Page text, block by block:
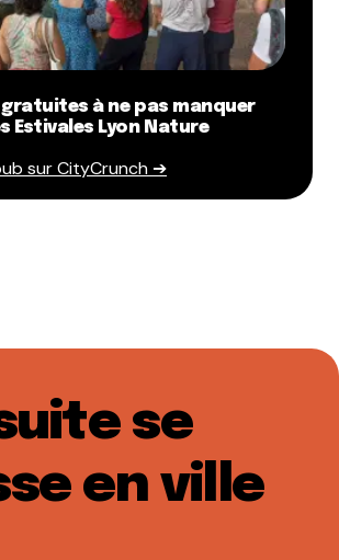
à ne pas manquer
Estivales Lyon Nature
sur CityCrunch ➔
se
en ville